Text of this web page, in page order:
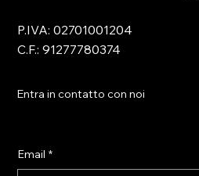
P.IVA: 02701001204
C.F.: 91277780374
Entra in contatto con noi
Email *